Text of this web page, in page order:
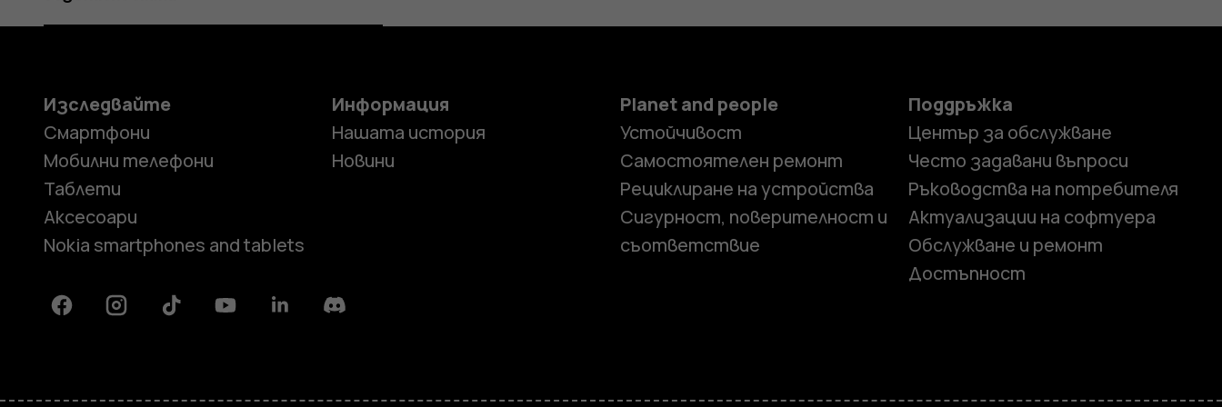
Изследвайте
Смартфони
Мобилни телефони
Таблети
Аксесоари
Nokia smartphones and tablets
Информация
Нашата история
Новини
Planet and people
Устойчивост
Самостоятелен ремонт
Рециклиране на устройства
Сигурност, поверителност и
съответствие
Поддръжка
Център за обслужване
Често задавани въпроси
Ръководства на потребителя
Актуализации на софтуера
Обслужване и ремонт
Достъпност
FacebookInstagramTiktok YoutubeLinkedinDiscord